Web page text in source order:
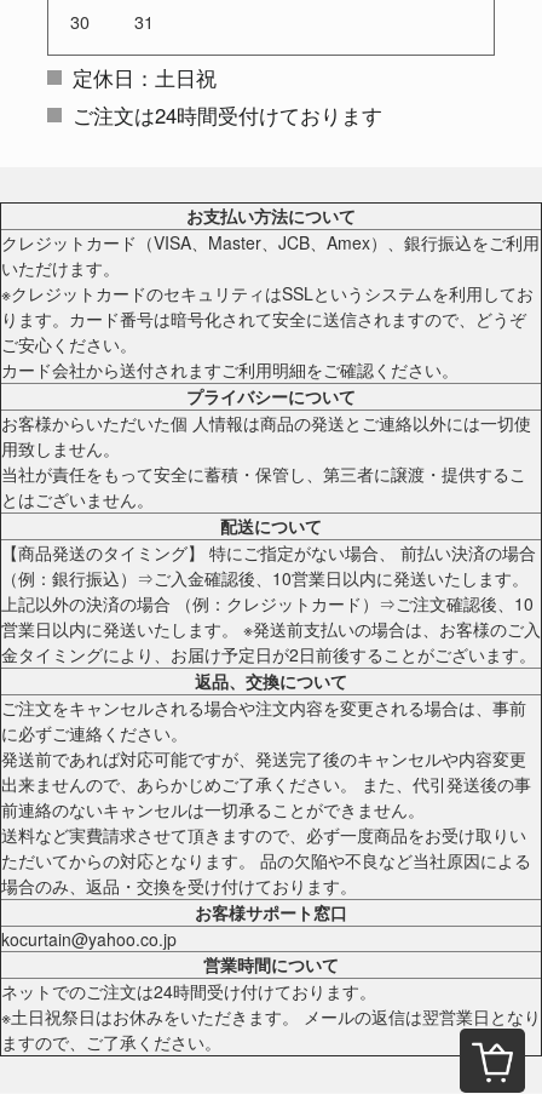
30 31
定休日：土日祝
ご注文は24時間受付けております
お支払い方法について
クレジットカード（VISA、Master、JCB、Amex）、銀行振込をご利用
いただけます。
※クレジットカードのセキュリティはSSLというシステムを利用してお
ります。カード番号は暗号化されて安全に送信されますので、どうぞ
ご安心ください。
カード会社から送付されますご利用明細をご確認ください。
プライバシーについて
お客様からいただいた個 人情報は商品の発送とご連絡以外には一切使
用致しません。
当社が責任をもって安全に蓄積・保管し、第三者に譲渡・提供するこ
とはございません。
配送について
【商品発送のタイミング】 特にご指定がない場合、 前払い決済の場合
（例：銀行振込）⇒ご入金確認後、10営業日以内に発送いたします。
上記以外の決済の場合 （例：クレジットカード）⇒ご注文確認後、10
営業日以内に発送いたします。 ※発送前支払いの場合は、お客様のご入
金タイミングにより、お届け予定日が2日前後することがございます。
返品、交換について
ご注文をキャンセルされる場合や注文内容を変更される場合は、事前
に必ずご連絡ください。
発送前であれば対応可能ですが、発送完了後のキャンセルや内容変更
出来ませんので、あらかじめご了承ください。 また、代引発送後の事
前連絡のないキャンセルは一切承ることができません。
送料など実費請求させて頂きますので、必ず一度商品をお受け取りい
ただいてからの対応となります。 品の欠陥や不良など当社原因による
場合のみ、返品・交換を受け付けております。
お客様サポート窓口
kocurtain@yahoo.co.jp
営業時間について
ネットでのご注文は24時間受け付けております。
※土日祝祭日はお休みをいただきます。 メールの返信は翌営業日となり
ますので、ご了承ください。